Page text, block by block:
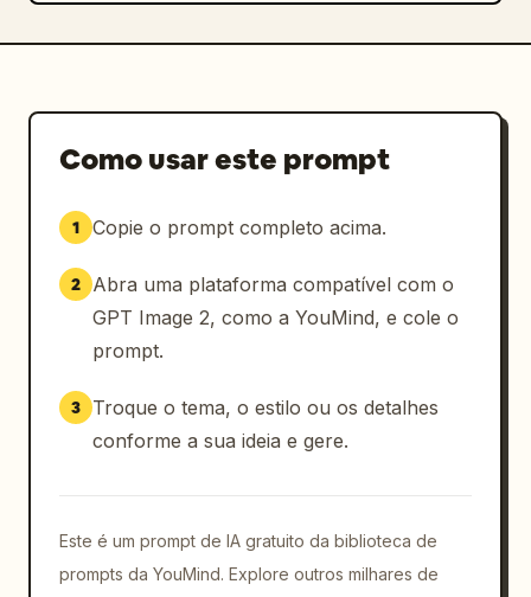
Como usar este prompt
1 Copie o prompt completo acima.
2
Abra uma plataforma compatível com o
GPT Image 2, como a YouMind, e cole o
prompt.
3
Troque o tema, o estilo ou os detalhes
conforme a sua ideia e gere.
Este é um prompt de IA gratuito da biblioteca de
prompts da YouMind. Explore outros milhares de